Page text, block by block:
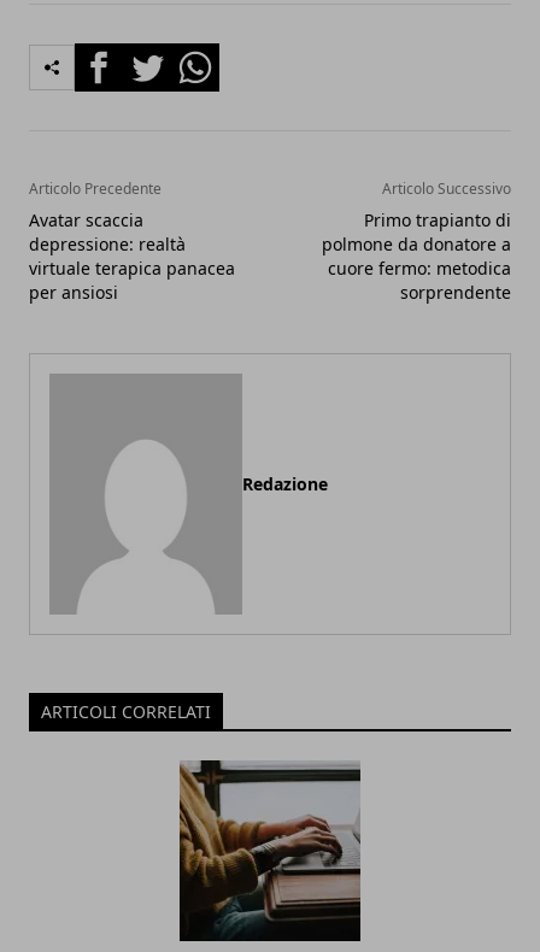
FacebookTwitterWhatsapp
Articolo Precedente
Avatar scaccia
depressione: realtà
virtuale terapica panacea
per ansiosi
Articolo Successivo
Primo trapianto di
polmone da donatore a
cuore fermo: metodica
sorprendente
Redazione
ARTICOLI CORRELATI